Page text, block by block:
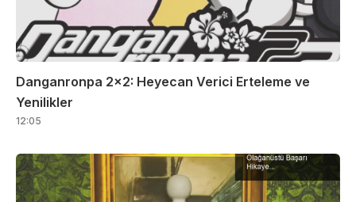
Danganronpa 2×2: Heyecan Verici Erteleme ve
Yenilikler
12:05